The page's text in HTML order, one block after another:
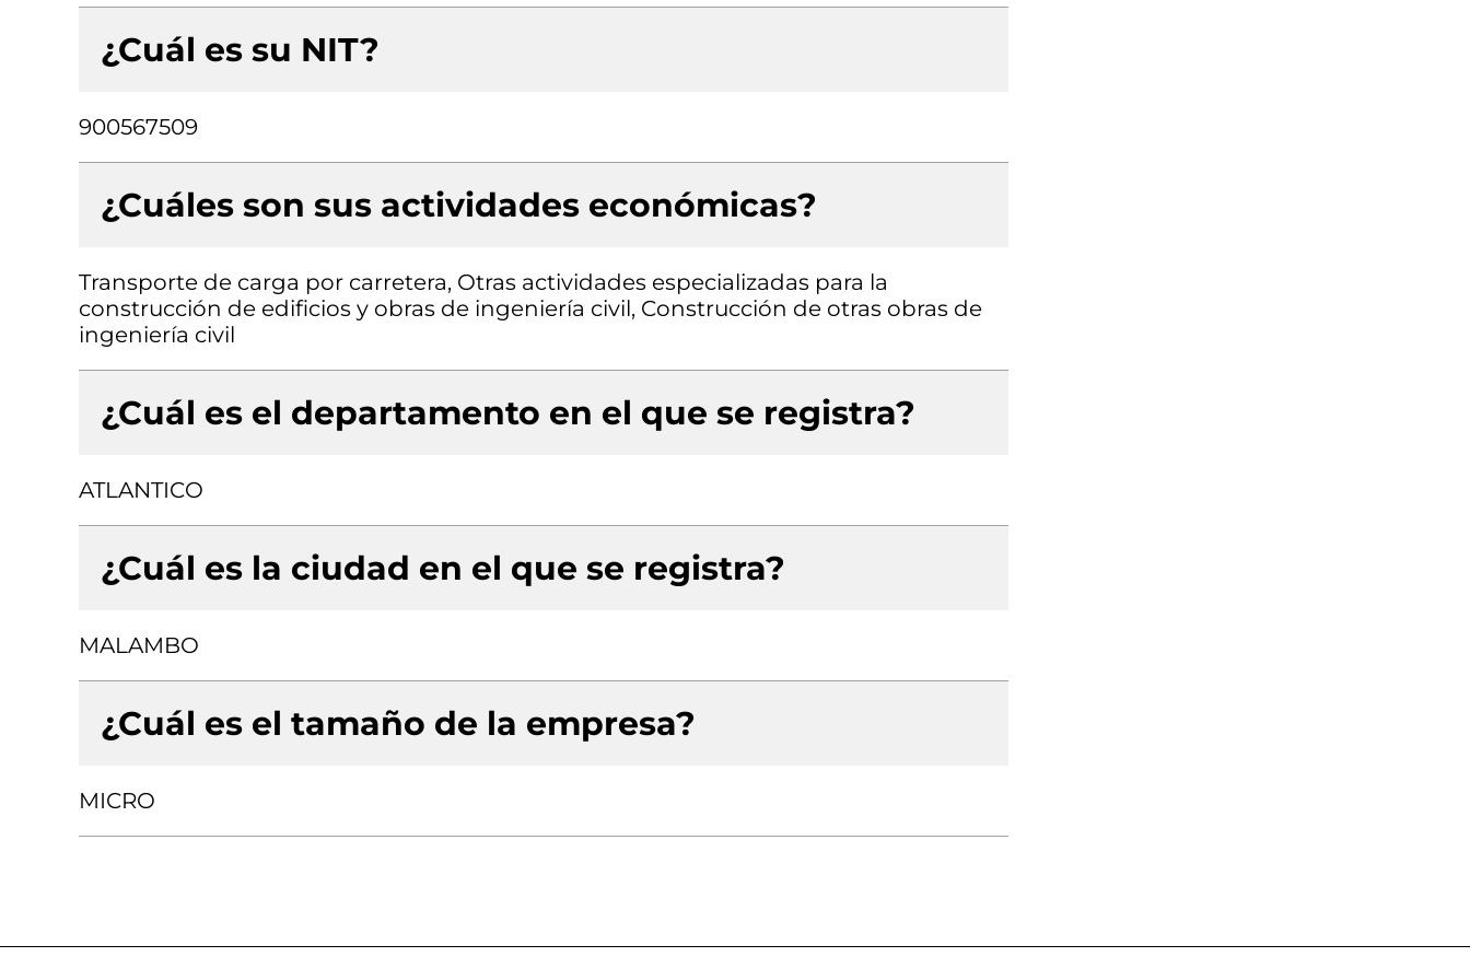
¿Cuál es su NIT?
900567509
¿Cuáles son sus actividades económicas?
Transporte de carga por carretera, Otras actividades especializadas para la
construcción de edificios y obras de ingeniería civil, Construcción de otras obras de
ingeniería civil
¿Cuál es el departamento en el que se registra?
ATLANTICO
¿Cuál es la ciudad en el que se registra?
MALAMBO
¿Cuál es el tamaño de la empresa?
MICRO